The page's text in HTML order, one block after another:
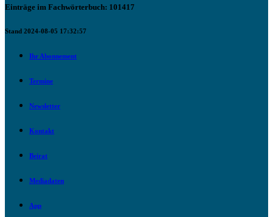
Einträge im Fachwörterbuch: 101417
Stand 2024-08-05 17:32:57
Ihr Abonnement
Termine
Newsletter
Kontakt
Beirat
Mediadaten
App